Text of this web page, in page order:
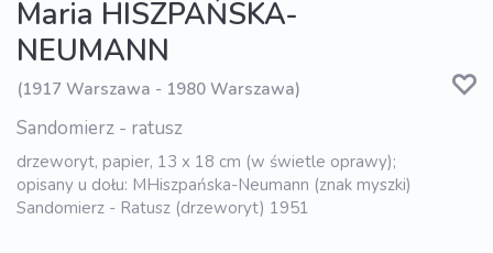
Maria HISZPAŃSKA-
NEUMANN
(1917 Warszawa - 1980 Warszawa)
Sandomierz - ratusz
drzeworyt, papier, 13 x 18 cm (w świetle oprawy);
opisany u dołu: MHiszpańska-Neumann (znak myszki)
Sandomierz - Ratusz (drzeworyt) 1951